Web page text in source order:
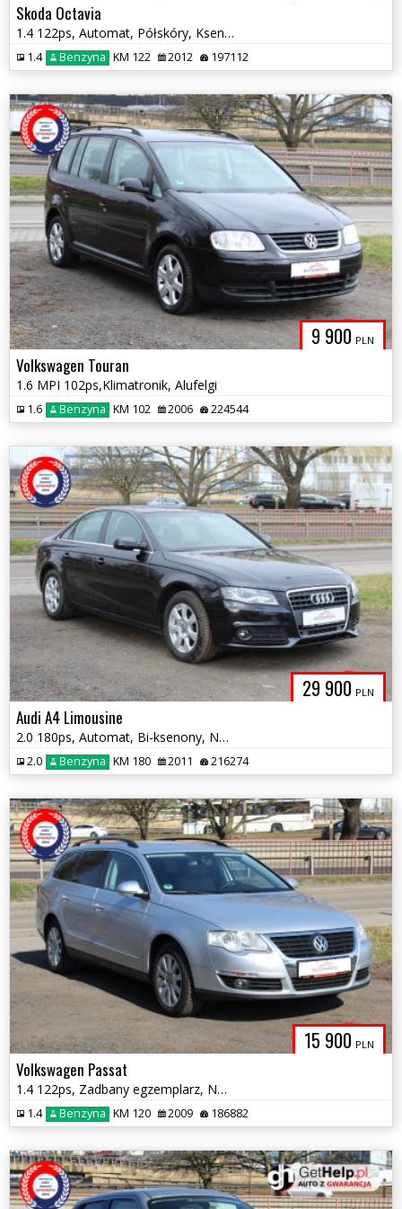
Skoda Octavia
1.4 122ps, Automat, Półskóry, Ksenony
1.4 Benzyna KM 122 2012 197112
9 900 PLN
Volkswagen Touran
1.6 MPI 102ps,Klimatronik, Alufelgi
1.6 Benzyna KM 102 2006 224544
29 900 PLN
Audi A4 Limousine
2.0 180ps, Automat, Bi-ksenony, Nawigacja, Webasto
2.0 Benzyna KM 180 2011 216274
15 900 PLN
Volkswagen Passat
1.4 122ps, Zadbany egzemplarz, Nowy rozrząd
1.4 Benzyna KM 120 2009 186882